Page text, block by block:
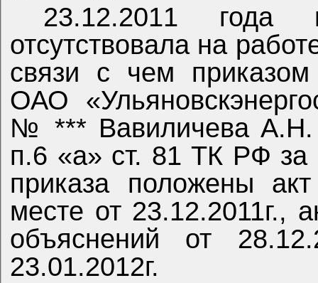
23.12.2011 года
отсутствовала на
связи с чем приказом
ОАО
№ *** Вавиличева А.Н.
п.6 «а» ст. 81 ТК РФ за
приказа положены
месте от 23.12.2011г.,
объяснений от
23.01.2012г.